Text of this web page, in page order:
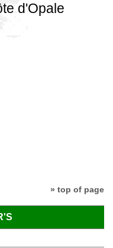
d'Opale
» top of page